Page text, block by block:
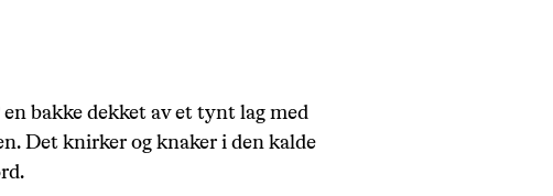
en bakke dekket av et tynt lag med
Det knirker og knaker i den kalde